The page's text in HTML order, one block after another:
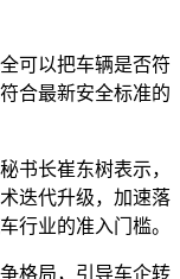
可以把车辆是否符
合最新安全标准的
书长崔东树表示，
迭代升级，加速落
行业的准入门槛。
格局，引导车企转